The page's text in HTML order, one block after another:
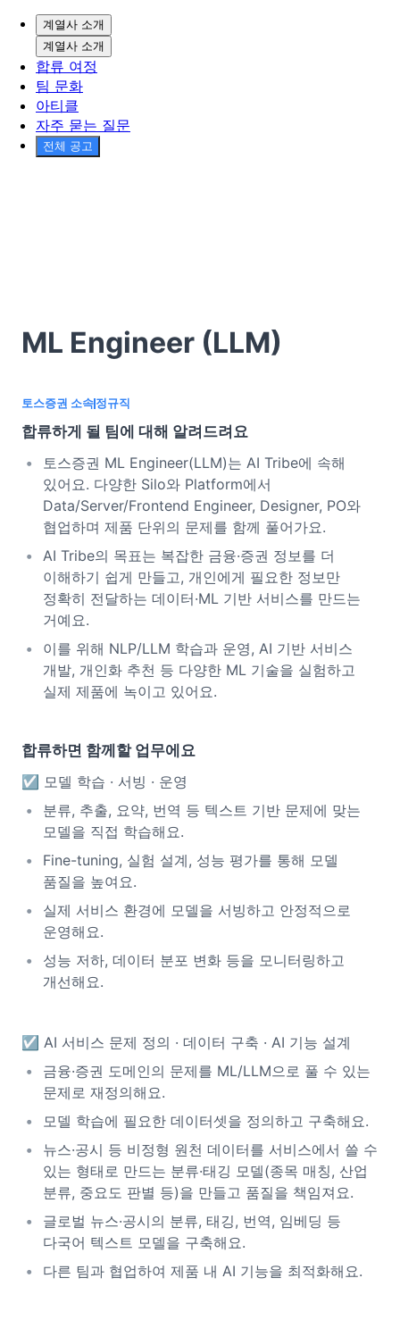
계열사 소개
계열사 소개
합류 여정
팀 문화
아티클
자주 묻는 질문
전체 공고
ML Engineer (LLM)
토스증권 소속정규직
합류하게 될 팀에 대해 알려드려요
토스증권 ML Engineer(LLM)는 AI Tribe에 속해
있어요. 다양한 Silo와 Platform에서
Data/Server/Frontend Engineer, Designer, PO와
협업하며 제품 단위의 문제를 함께 풀어가요.
AI Tribe의 목표는 복잡한 금융·증권 정보를 더
이해하기 쉽게 만들고, 개인에게 필요한 정보만
정확히 전달하는 데이터·ML 기반 서비스를 만드는
거예요.
이를 위해 NLP/LLM 학습과 운영, AI 기반 서비스
개발, 개인화 추천 등 다양한 ML 기술을 실험하고
실제 제품에 녹이고 있어요.
합류하면 함께할 업무에요
☑️ 모델 학습 · 서빙 · 운영
분류, 추출, 요약, 번역 등 텍스트 기반 문제에 맞는
모델을 직접 학습해요.
Fine-tuning, 실험 설계, 성능 평가를 통해 모델
품질을 높여요.
실제 서비스 환경에 모델을 서빙하고 안정적으로
운영해요.
성능 저하, 데이터 분포 변화 등을 모니터링하고
개선해요.
☑️ AI 서비스 문제 정의 · 데이터 구축 · AI 기능 설계
금융·증권 도메인의 문제를 ML/LLM으로 풀 수 있는
문제로 재정의해요.
모델 학습에 필요한 데이터셋을 정의하고 구축해요.
뉴스·공시 등 비정형 원천 데이터를 서비스에서 쓸 수
있는 형태로 만드는 분류·태깅 모델(종목 매칭, 산업
분류, 중요도 판별 등)을 만들고 품질을 책임져요.
글로벌 뉴스·공시의 분류, 태깅, 번역, 임베딩 등
다국어 텍스트 모델을 구축해요.
다른 팀과 협업하여 제품 내 AI 기능을 최적화해요.